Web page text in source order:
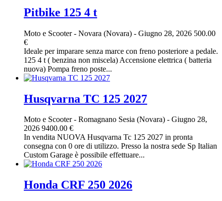
Pitbike 125 4 t
Moto e Scooter- Novara (Novara) - Giugno 28, 2026 500.00
€
Ideale per imparare senza marce con freno posteriore a pedale.
125 4 t ( benzina non miscela) Accensione elettrica ( batteria
nuova) Pompa freno poste...
Husqvarna TC 125 2027
Moto e Scooter- Romagnano Sesia (Novara) - Giugno 28,
2026 9400.00 €
In vendita NUOVA Husqvarna Tc 125 2027 in pronta
consegna con 0 ore di utilizzo. Presso la nostra sede Sp Italian
Custom Garage è possibile effettuare...
Honda CRF 250 2026